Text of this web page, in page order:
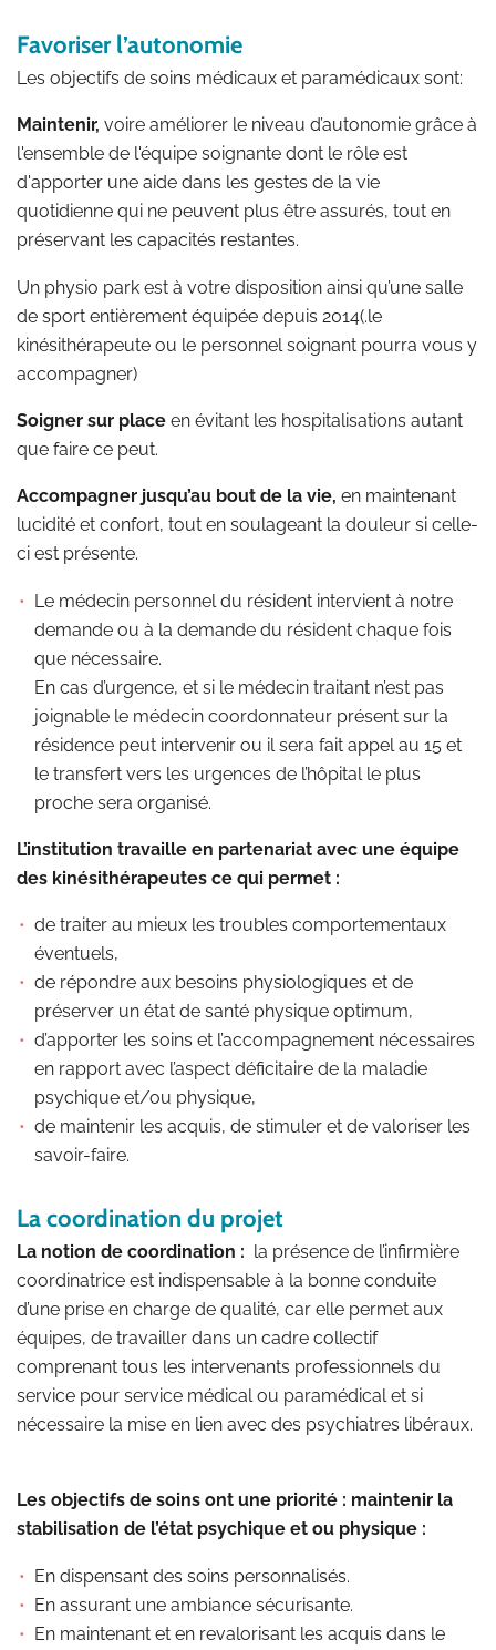
Favoriser l’autonomie
Les objectifs de soins médicaux et paramédicaux sont:
Maintenir, voire améliorer le niveau d’autonomie grâce à
l'ensemble de l'équipe soignante dont le rôle est
d'apporter une aide dans les gestes de la vie
quotidienne qui ne peuvent plus être assurés, tout en
préservant les capacités restantes.
Un physio park est à votre disposition ainsi qu’une salle
de sport entièrement équipée depuis 2014(.le
kinésithérapeute ou le personnel soignant pourra vous y
accompagner)
Soigner sur place en évitant les hospitalisations autant
que faire ce peut.
Accompagner jusqu’au bout de la vie, en maintenant
lucidité et confort, tout en soulageant la douleur si celle-
ci est présente.
Le médecin personnel du résident intervient à notre
demande ou à la demande du résident chaque fois
que nécessaire.
En cas d’urgence, et si le médecin traitant n’est pas
joignable le médecin coordonnateur présent sur la
résidence peut intervenir ou il sera fait appel au 15 et
le transfert vers les urgences de l’hôpital le plus
proche sera organisé.
L’institution travaille en partenariat avec une équipe
des kinésithérapeutes ce qui permet :
de traiter au mieux les troubles comportementaux
éventuels,
de répondre aux besoins physiologiques et de
préserver un état de santé physique optimum,
d’apporter les soins et l’accompagnement nécessaires
en rapport avec l’aspect déficitaire de la maladie
psychique et/ou physique,
de maintenir les acquis, de stimuler et de valoriser les
savoir-faire.
La coordination du projet
La notion de coordination : la présence de l’infirmière
coordinatrice est indispensable à la bonne conduite
d’une prise en charge de qualité, car elle permet aux
équipes, de travailler dans un cadre collectif
comprenant tous les intervenants professionnels du
service pour service médical ou paramédical et si
nécessaire la mise en lien avec des psychiatres libéraux.
Les objectifs de soins ont une priorité : maintenir la
stabilisation de l’état psychique et ou physique :
En dispensant des soins personnalisés.
En assurant une ambiance sécurisante.
En maintenant et en revalorisant les acquis dans le